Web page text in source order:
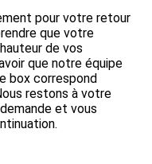
pour votre retour
que votre
de vos
que notre équipe
box correspond
restons à votre
et vous